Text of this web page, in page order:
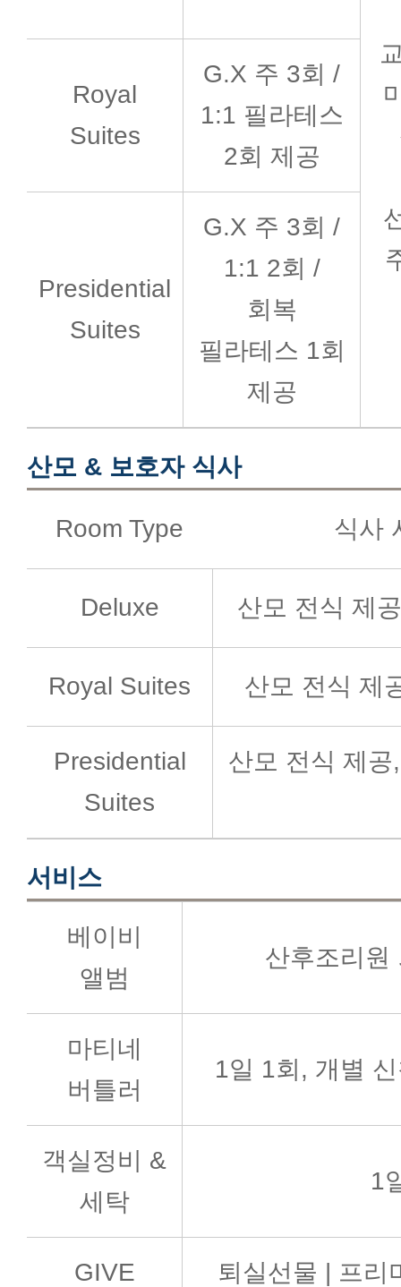
Royal
Suites
G.X 주 3회 /
1:1 필라테스
2회 제공
Presidential
Suites
G.X 주 3회 /
1:1 2회 /
회복
필라테스 1회
제공
산모 & 보호자 식사
Room Type 식사
Deluxe 산모 전식 제
Royal Suites 산모 전식 제
Presidential
Suites
산모 전식 제
서비스
베이비
앨범
산후조리원
마티네
버틀러
1일 1회, 개별
객실정비 &
세탁
1
GIVE
퇴실선물 | 프리